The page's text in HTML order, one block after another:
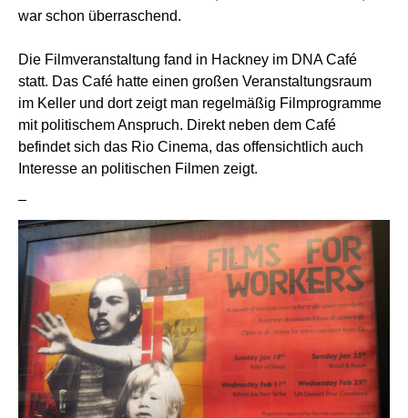
war schon überraschend.
Die Filmveranstaltung fand in Hackney im DNA Café
statt. Das Café hatte einen großen Veranstaltungsraum
im Keller und dort zeigt man regelmäßig Filmprogramme
mit politischem Anspruch. Direkt neben dem Café
befindet sich das Rio Cinema, das offensichtlich auch
Interesse an politischen Filmen zeigt.
–